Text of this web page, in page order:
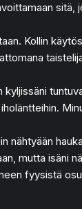
Kollin
nähtyään
mutta isäni
fyysistä